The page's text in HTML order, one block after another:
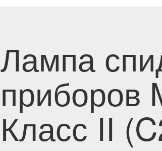
Лампа
приборов
Класс II